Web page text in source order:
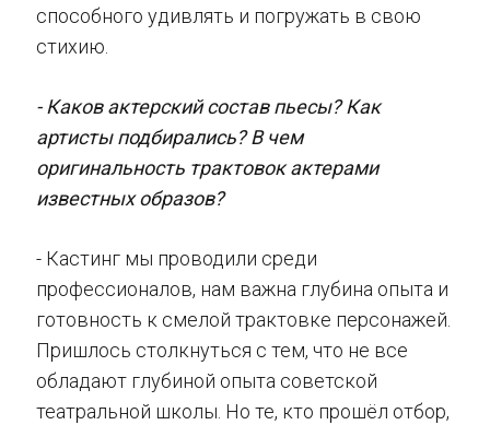
способного удивлять и погружать в свою
стихию.
- Каков актерский состав пьесы? Как
артисты подбирались? В чем
оригинальность трактовок актерами
известных образов?
- Кастинг мы проводили среди
профессионалов, нам важна глубина опыта и
готовность к смелой трактовке персонажей.
Пришлось столкнуться с тем, что не все
обладают глубиной опыта советской
театральной школы. Но те, кто прошёл отбор,